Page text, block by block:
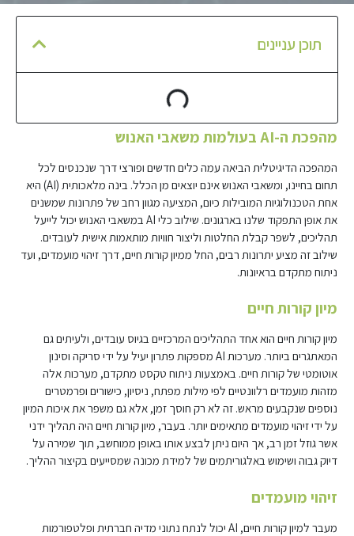
תוכן עניינים
מהפכת ה-AI בעולמות משאבי האנוש
המהפכה הדיגיטלית הביאה עמה כלים חדשים ופורצי דרך שנכנסים לכל
תחום בחיינו, ומשאבי האנוש אינם יוצאים מן הכלל. בינה מלאכותית (AI) היא
אחת הטכנולוגיות המובילות כיום, המציעה מגוון רחב של פתרונות שמשנים
את אופן התפקוד שלנו בארגונים. שילוב כלי AI במשאבי האנוש יכול לייעל
תהליכים, לשפר קבלת החלטות וליצור חוויות מותאמות אישית לעובדים.
שילוב זה מציע יתרונות רבים, החל ממיון קורות חיים, דרך זיהוי מועמדים, ועד
ניתוח מתקדם בראיונות.
מיון קורות חיים
מיון קורות חיים הוא אחד התהליכים המרכזיים בגיוס עובדים, ולעיתים גם
המאתגרים ביותר. מערכות AI מספקות פתרון יעיל על ידי סריקה וסינון
אוטומטי של קורות חיים. באמצעות ניתוח טקסט מתקדם, מערכות אלה
מזהות מועמדים רלוונטיים לפי מילות מפתח, ניסיון, כישורים ופרמטרים
נוספים שנקבעים מראש. זה לא רק חוסך זמן, אלא גם משפר את איכות המיון
על ידי זיהוי מועמדים מתאימים יותר. בעבר, מיון קורות חיים היה תהליך ידני
אשר גוזל זמן רב, אך היום ניתן לבצע אותו באופן ממוחשב, תוך שמירה על
דיוק גבוה ושימוש באלגוריתמים של למידת מכונה שמסייעים בקיצור ההליך.
זיהוי מועמדים
מעבר למיון קורות חיים, AI יכול לנתח נתוני מדיה חברתית ופלטפורמות